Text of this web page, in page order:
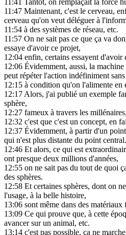
11:41 Tantôt, on remplaçait la force
11:47 Maintenant, c'est le cerveau,
cerveau qu'on veut déléguer à
11:54 à des systèmes de réseau, etc.
11:57 On ne sait pas ce que ça va
essaye d'avoir ce projet,
12:04 enfin, certains essayent d'avoir
12:06 Évidemment, aussi, la
peut répéter l'action indéfiniment
12:15 à condition qu'on l'alimente en
12:17Alors, j'ai publié un exemple
sphère,
12:27 fameux à travers les
12:32 c'est que c'est un concept, en
12:37 Évidemment, à partir d'un
qui n'est plus distante du point central.
12:46 Et alors, ce qui est
ont presque deux millions d'années,
12:55 on ne sait pas du tout de quoi
des sphères.
12:58 Et certaines sphères, dont on
l'usage, à la belle histoire,
13:06 sont même dans des matériaux
13:09 Ce qui prouve que, à cette
avancer sur un animal, etc.
13:14 c'est pas possible, ça ne